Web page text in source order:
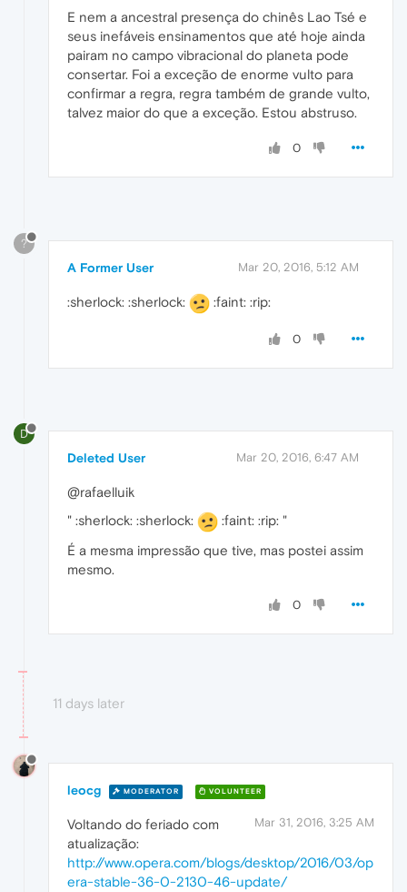
E nem a ancestral presença do chinês Lao Tsé e
seus inefáveis ensinamentos que até hoje ainda
pairam no campo vibracional do planeta pode
consertar. Foi a exceção de enorme vulto para
confirmar a regra, regra também de grande vulto,
talvez maior do que a exceção. Estou abstruso.
0
?
A Former User Mar 20, 2016, 5:12 AM
:sherlock: :sherlock: :faint: :rip:
0
D
Deleted User Mar 20, 2016, 6:47 AM
@rafaelluik
" :sherlock: :sherlock:
:faint: :rip: "
É a mesma impressão que tive, mas postei assim
mesmo.
0
11 days later
leocg MODERATOR VOLUNTEER
Mar 31, 2016, 3:25 AM
Voltando do feriado com
atualização:
http://www.opera.com/blogs/desktop/2016/03/op
era-stable-36-0-2130-46-update/